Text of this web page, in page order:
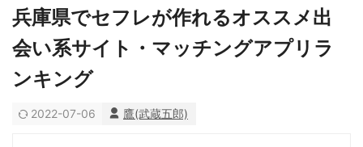
兵庫県でセフレが作れるオススメ出
会い系サイト・マッチングアプリラ
ンキング
2022-07-06 鷹(武蔵五郎)